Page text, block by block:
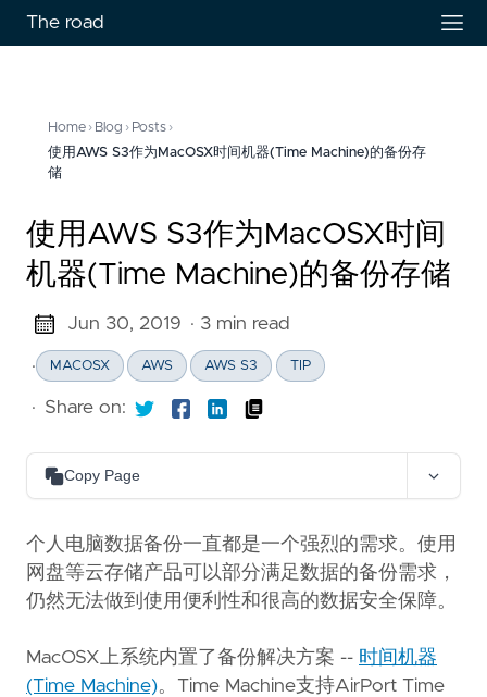
The road
Home › Blog › Posts ›
使用AWS S3作为MacOSX时间机器(Time Machine)的备份存
储
使用AWS S3作为MacOSX时间
机器(Time Machine)的备份存储
Jun 30, 2019 · 3 min read
· MACOSX AWS AWS S3 TIP
· Share on:
Copy Page
Copy page content as Markdown for LLMs
Open in Claude
Ask questions about this page
Open in ChatGPT
Ask questions about this page
个人电脑数据备份一直都是一个强烈的需求。使用
网盘等云存储产品可以部分满足数据的备份需求，
仍然无法做到使用便利性和很高的数据安全保障。
MacOSX上系统内置了备份解决方案 -- 时间机器
(Time Machine)。Time Machine支持AirPort Time